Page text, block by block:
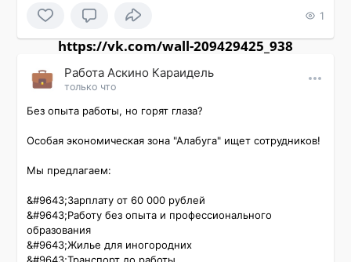
1
https://vk.com/wall-209429425_938
Работа Аскино Караидель
только что
Без опыта работы, но горят глаза?
Особая экономическая зона "Алабуга" ищет сотрудников!
Мы предлагаем:
&#9643;Зарплату от 60 000 рублей
&#9643;Работу без опыта и профессионального
образования
&#9643;Жилье для иногородних